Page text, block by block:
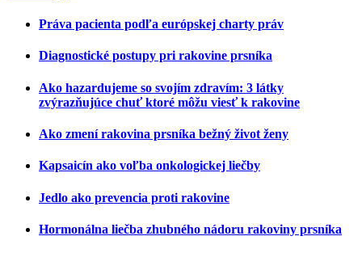
Práva pacienta podľa európskej charty práv
Diagnostické postupy pri rakovine prsníka
Ako hazardujeme so svojím zdravím: 3 látky
zvýrazňujúce chuť ktoré môžu viesť k rakovine
Ako zmení rakovina prsníka bežný život ženy
Kapsaicín ako voľba onkologickej liečby
Jedlo ako prevencia proti rakovine
Hormonálna liečba zhubného nádoru rakoviny prsníka